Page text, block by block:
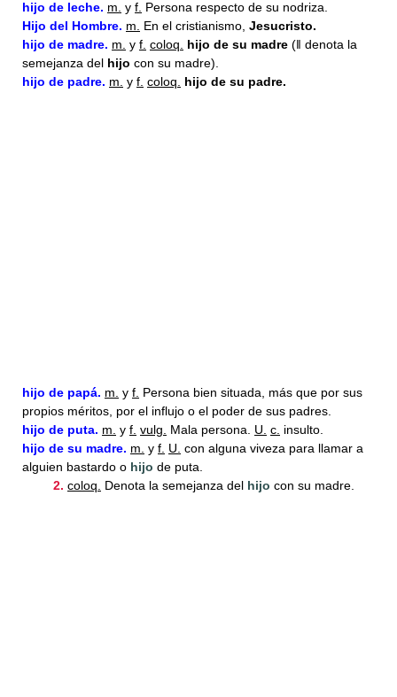
hijo de leche. m. y f. Persona respecto de su nodriza.
Hijo del Hombre. m. En el cristianismo, Jesucristo.
hijo de madre. m. y f. coloq. hijo de su madre (ǁ denota la
semejanza del hijo con su madre).
hijo de padre. m. y f. coloq. hijo de su padre.
hijo de papá. m. y f. Persona bien situada, más que por sus
propios méritos, por el influjo o el poder de sus padres.
hijo de puta. m. y f. vulg. Mala persona. U. c. insulto.
hijo de su madre. m. y f. U. con alguna viveza para llamar a
alguien bastardo o hijo de puta.
2. coloq. Denota la semejanza del hijo con su madre.